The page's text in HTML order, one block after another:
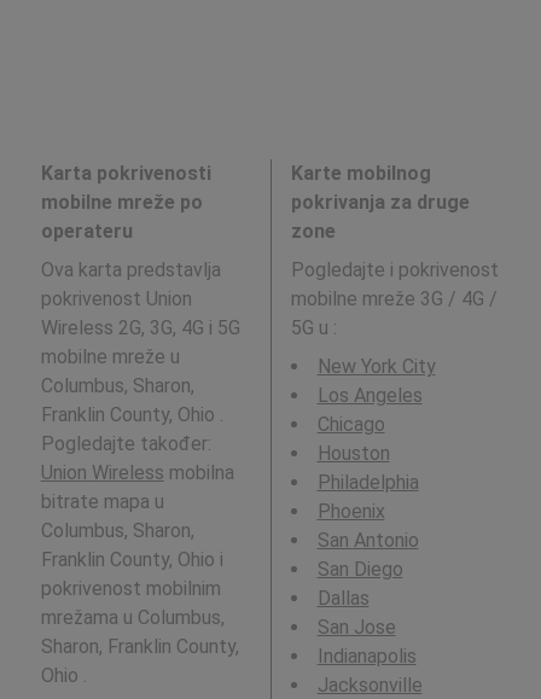
Karta pokrivenosti
mobilne mreže po
operateru
Ova karta predstavlja
pokrivenost Union
Wireless 2G, 3G, 4G i 5G
mobilne mreže u
Columbus, Sharon,
Franklin County, Ohio .
Pogledajte također:
Union Wireless mobilna
bitrate mapa u
Columbus, Sharon,
Franklin County, Ohio i
pokrivenost mobilnim
mrežama u Columbus,
Sharon, Franklin County,
Ohio .
Karte mobilnog
pokrivanja za druge
zone
Pogledajte i pokrivenost
mobilne mreže 3G / 4G /
5G u :
New York City
Los Angeles
Chicago
Houston
Philadelphia
Phoenix
San Antonio
San Diego
Dallas
San Jose
Indianapolis
Jacksonville